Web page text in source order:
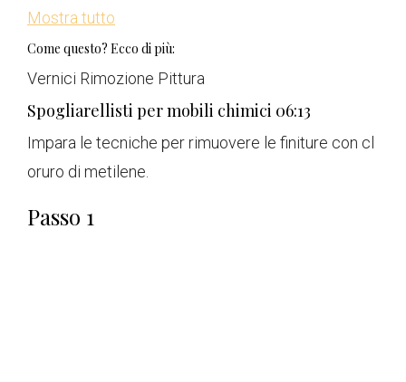
Mostra tutto
Come questo? Ecco di più:
Vernici Rimozione Pittura
Spogliarellisti per mobili chimici 06:13
Impara le tecniche per rimuovere le finiture con cl
oruro di metilene.
Passo 1